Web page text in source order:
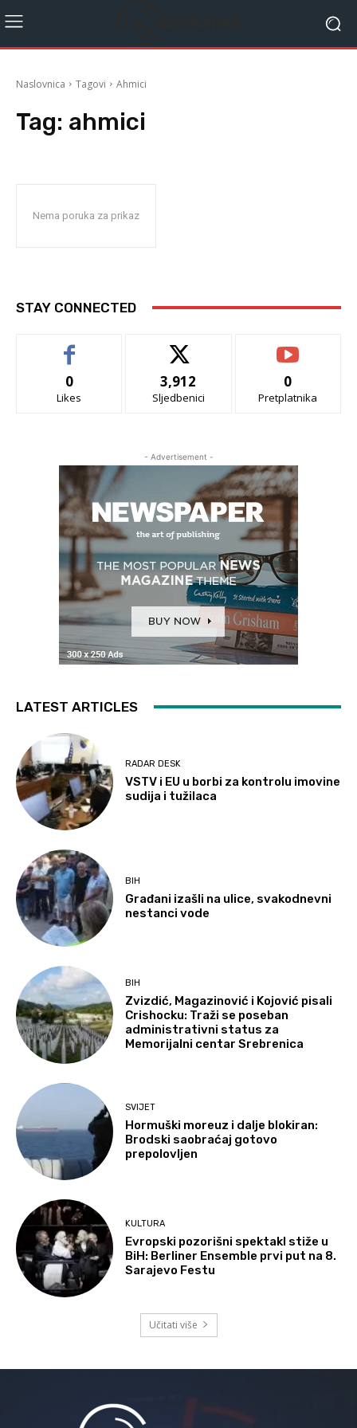
Naslovnica Tagovi Ahmici
Tag: ahmici
Nema poruka za prikaz
STAY CONNECTED
0
Likes
3,912
Sljedbenici
0
Pretplatnika
- Advertisement -
LATEST ARTICLES
RADAR DESK
VSTV i EU u borbi za kontrolu imovine
sudija i tužilaca
BIH
Građani izašli na ulice, svakodnevni
nestanci vode
BIH
Zvizdić, Magazinović i Kojović pisali
Crishocku: Traži se poseban
administrativni status za
Memorijalni centar Srebrenica
SVIJET
Hormuški moreuz i dalje blokiran:
Brodski saobraćaj gotovo
prepolovljen
KULTURA
Evropski pozorišni spektakl stiže u
BiH: Berliner Ensemble prvi put na 8.
Sarajevo Festu
Učitati više